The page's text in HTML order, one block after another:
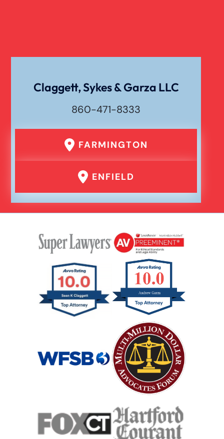
Claggett, Sykes & Garza LLC
860-471-8333
FARMINGTON
ENFIELD